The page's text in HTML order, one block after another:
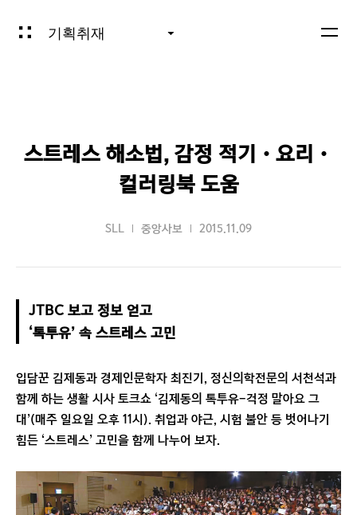
기획취재
스트레스 해소법, 감정 적기‧요리‧
컬러링북 도움
SLL 중앙사보 2015.11.09
JTBC 보고 정보 얻고
‘톡투유’ 속 스트레스 고민
입담꾼 김제동과 경제인문학자 최진기, 정신의학전문의 서천석과
함께 하는 생활 시사 토크쇼 ‘김제동의 톡투유-걱정 말아요 그
대’(매주 일요일 오후 11시). 취업과 야근, 시험 불안 등 벗어나기
힘든 ‘스트레스’ 고민을 함께 나누어 보자.